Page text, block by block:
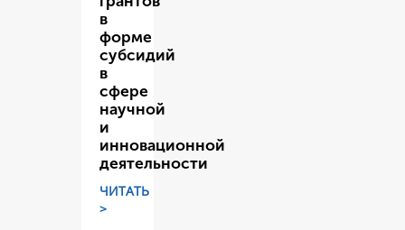
в
форме
субсидий
в
сфере
научной
и
инновационной
деятельности
ЧИТАТЬ
>